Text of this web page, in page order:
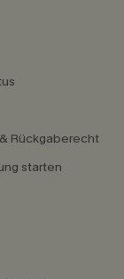
Rückgaberecht
starten